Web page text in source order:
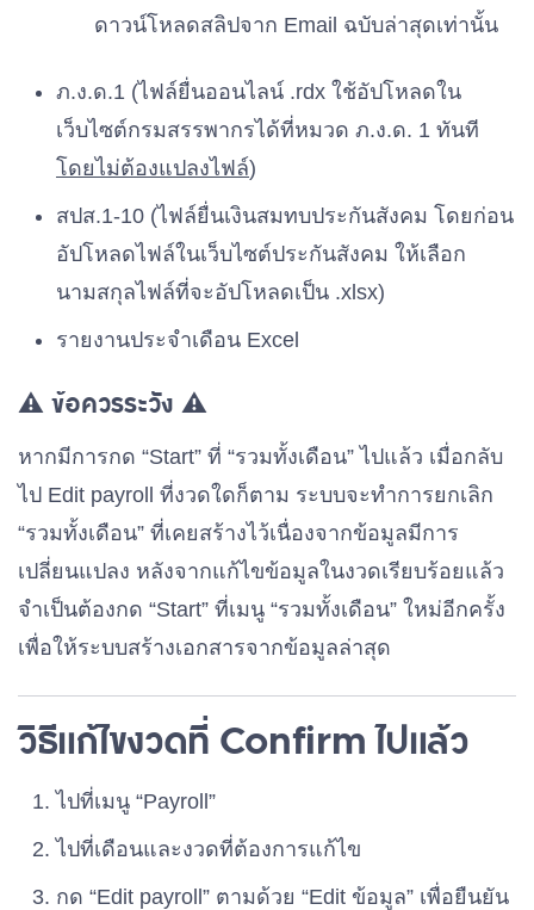
ดาวน์โหลดสลิปจาก Email ฉบับล่าสุดเท่านั้น
ภ.ง.ด.1 (ไฟล์ยื่นออนไลน์ .rdx ใช้อัปโหลดใน
เว็บไซต์กรมสรรพากรได้ที่หมวด ภ.ง.ด. 1 ทันที
โดยไม่ต้องแปลงไฟล์)
สปส.1-10 (ไฟล์ยื่นเงินสมทบประกันสังคม โดยก่อน
อัปโหลดไฟล์ในเว็บไซต์ประกันสังคม ให้เลือก
นามสกุลไฟล์ที่จะอัปโหลดเป็น .xlsx)
รายงานประจำเดือน Excel
⚠️ ข้อควรระวัง ⚠️
หากมีการกด “Start” ที่ “รวมทั้งเดือน” ไปแล้ว เมื่อกลับ
ไป Edit payroll ที่งวดใดก็ตาม ระบบจะทำการยกเลิก
“รวมทั้งเดือน” ที่เคยสร้างไว้เนื่องจากข้อมูลมีการ
เปลี่ยนแปลง หลังจากแก้ไขข้อมูลในงวดเรียบร้อยแล้ว
จำเป็นต้องกด “Start” ที่เมนู “รวมทั้งเดือน” ใหม่อีกครั้ง
เพื่อให้ระบบสร้างเอกสารจากข้อมูลล่าสุด
วิธีแก้ไขงวดที่ Confirm ไปแล้ว
ไปที่เมนู “Payroll”
ไปที่เดือนและงวดที่ต้องการแก้ไข
กด “Edit payroll” ตามด้วย “Edit ข้อมูล” เพื่อยืนยัน